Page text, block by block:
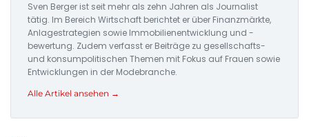
Sven Berger ist seit mehr als zehn Jahren als Journalist
tätig. Im Bereich Wirtschaft berichtet er über Finanzmärkte,
Anlagestrategien sowie Immobilienentwicklung und -
bewertung. Zudem verfasst er Beiträge zu gesellschafts-
und konsumpolitischen Themen mit Fokus auf Frauen sowie
Entwicklungen in der Modebranche.
Alle Artikel ansehen →